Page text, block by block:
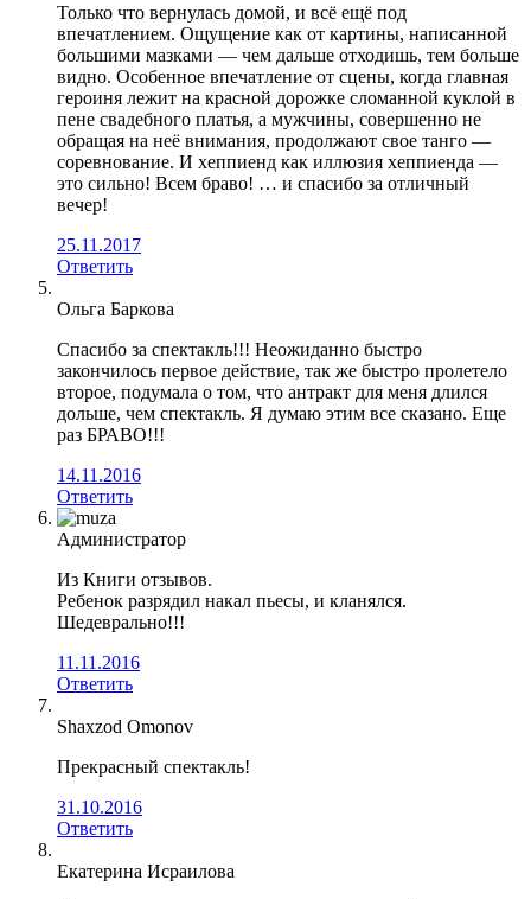
Только что вернулась домой, и всё ещё под
впечатлением. Ощущение как от картины, написанной
большими мазками — чем дальше отходишь, тем больше
видно. Особенное впечатление от сцены, когда главная
героиня лежит на красной дорожке сломанной куклой в
пене свадебного платья, а мужчины, совершенно не
обращая на неё внимания, продолжают свое танго —
соревнование. И хеппиенд как иллюзия хеппиенда —
это сильно! Всем браво! … и спасибо за отличный
вечер!
25.11.2017
Ответить
Ольга Баркова
Спасибо за спектакль!!! Неожиданно быстро
закончилось первое действие, так же быстро пролетело
второе, подумала о том, что антракт для меня длился
дольше, чем спектакль. Я думаю этим все сказано. Еще
раз БРАВО!!!
14.11.2016
Ответить
Администратор
Из Книги отзывов.
Ребенок разрядил накал пьесы, и кланялся.
Шедеврально!!!
11.11.2016
Ответить
Shaxzod Omonov
Прекрасный спектакль!
31.10.2016
Ответить
Екатерина Исраилова